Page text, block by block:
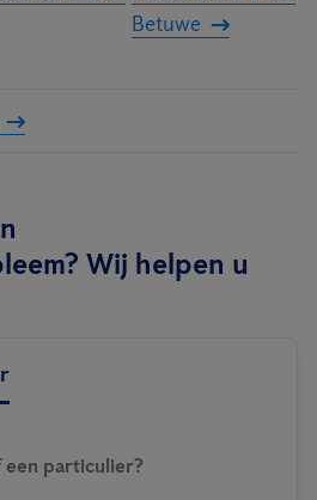
Betuwe
Wij helpen u
particulier?